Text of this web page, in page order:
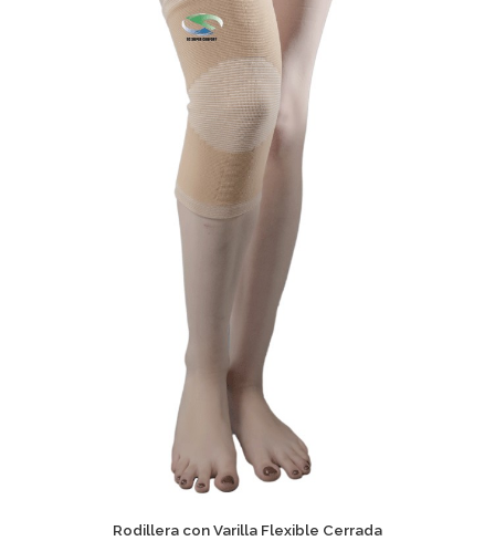
Detalle
Rodillera con Varilla Flexible Cerrada